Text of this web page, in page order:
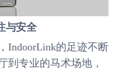
与安全
IndoorLink的足迹不断
到专业的马术场地，